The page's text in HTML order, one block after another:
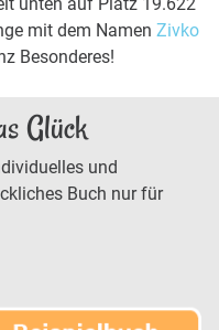
mit dem Namen Zivko
Besonderes!
Glück
und
Buch nur für